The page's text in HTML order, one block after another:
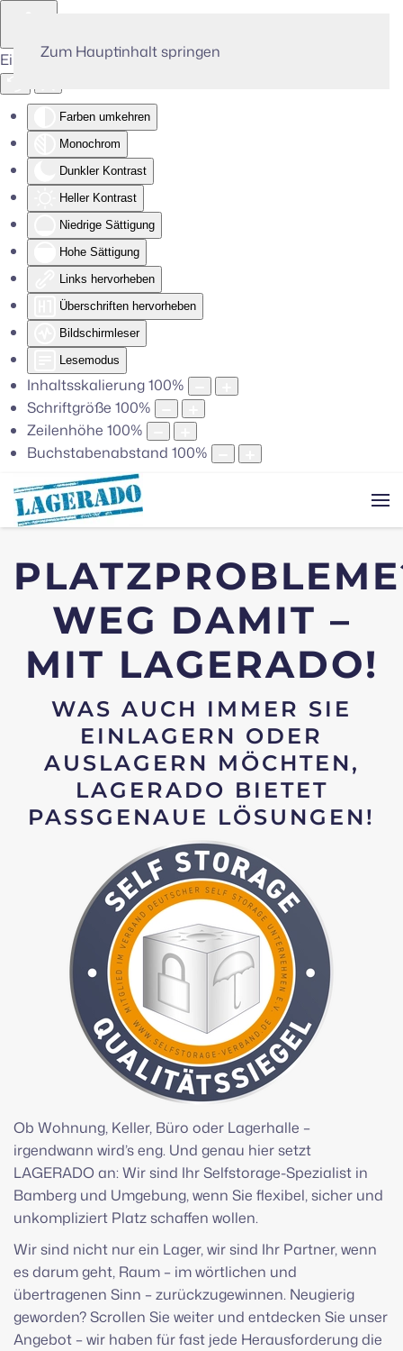
Eingabehilfen öffnen
Farben umkehren
Monochrom
Dunkler Kontrast
Heller Kontrast
Niedrige Sättigung
Hohe Sättigung
Links hervorheben
Überschriften hervorheben
Bildschirmleser
Lesemodus
Inhaltsskalierung100%
Schriftgröße 100%
Zeilenhöhe 100%
Buchstabenabstand 100%
Zum Hauptinhalt springen
PRIVATE
ABTEILE
WEG DAMIT –
MIT LAGERADO!
WAS AUCH IMMER SIE
EINLAGERN ODER
AUSLAGERN MÖCHTEN,
LAGERADO BIETET
PASSGENAUE LÖSUNGEN!
Ob Wohnung, Keller, Büro oder Lagerhalle –
irgendwann wird’s eng. Und genau hier setzt
LAGERADO an: Wir sind Ihr Selfstorage-Spezialist in
Bamberg und Umgebung, wenn Sie flexibel, sicher und
unkompliziert Platz schaffen wollen.
Wir sind nicht nur ein Lager, wir sind Ihr Partner, wenn
es darum geht, Raum – im wörtlichen und
übertragenen Sinn – zurückzugewinnen. Neugierig
geworden? Scrollen Sie weiter und entdecken Sie unser
Angebot – wir haben für fast jede Herausforderung die